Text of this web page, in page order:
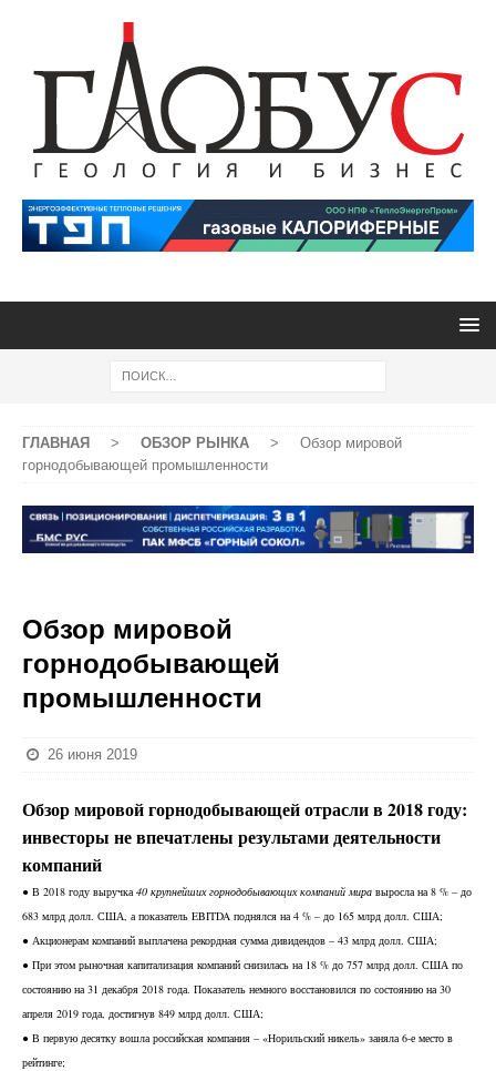
ГЛАВНАЯ > ОБЗОР РЫНКА >
Обзор мировой
горнодобывающей промышленности
Обзор мировой
горнодобывающей
промышленности
26 июня 2019
Обзор мировой горнодобывающей отрасли в 2018 году:
инвесторы не впечатлены результами деятельности
компаний
● В 2018 году выручка40 крупнейших горнодобывающих компаний мира выросла на 8 % – до
683 млрд долл. США, а показатель EBITDA поднялся на 4 % – до 165 млрд долл. США;
● Акционерам компаний выплачена рекордная сумма дивидендов – 43 млрд долл. США;
● При этом рыночная капитализация компаний снизилась на 18 % до 757 млрд долл. США по
состоянию на 31 декабря 2018 года. Показатель немного восстановился по состоянию на 30
апреля 2019 года, достигнув 849 млрд долл. США;
● В первую десятку вошла российская компания – «Норильский никель» заняла 6-е место в
рейтинге;